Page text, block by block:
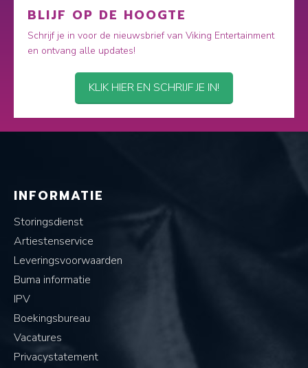
BLIJF OP DE HOOGTE
Schrijf je in voor de nieuwsbrief van Viking Entertainment
en ontvang alle updates!
KLIK HIER EN SCHRIJF JE IN!
INFORMATIE
Storingsdienst
Artiestenservice
Leveringsvoorwaarden
Buma informatie
IPV
Boekingsbureau
Vacatures
Privacystatement